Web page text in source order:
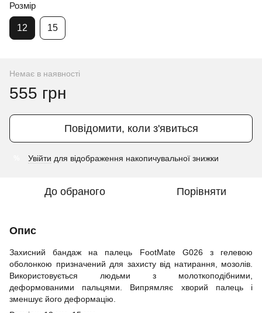
Розмір
12 15
Немає в наявності
555 грн
Повідомити, коли з'явиться
Увійти для відображення накопичувальної знижки
До обраного Порівняти
Опис
Захисний бандаж на палець FootMate G026 з гелевою
оболонкою призначений для захисту від натирання, мозолів.
Використовується людьми з молоткоподібними,
деформованими пальцями. Випрямляє хворий палець і
зменшує його деформацію.